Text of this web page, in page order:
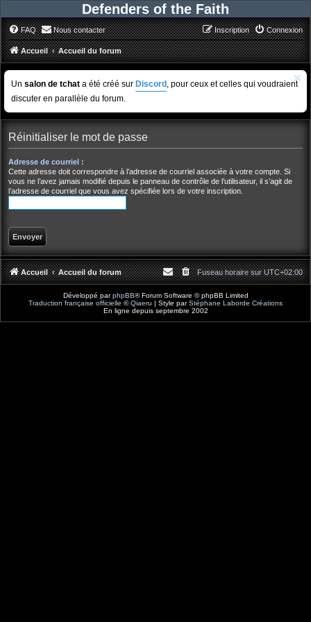
Defenders of the Faith
FAQ Nous contacter Connexion
Inscription
Accueil Accueil du forum
Un salon de tchat a été créé sur Discord , pour ceux et celles qui voudraient
discuter en parallèle du forum.
Réinitialiser le mot de passe
Adresse de courriel :
Cette adresse doit correspondre à l’adresse de courriel associée à votre compte. Si
vous ne l’avez jamais modifié depuis le panneau de contrôle de l’utilisateur, il s’agit de
l’adresse de courriel que vous avez spécifiée lors de votre inscription.
Accueil Accueil du forum Fuseau horaire surUTC+02:00
Développé parphpBB® Forum Software © phpBB Limited
Traduction française officielle ©Qiaeru | Style parStéphane Laborde Créations
En ligne depuis septembre 2002